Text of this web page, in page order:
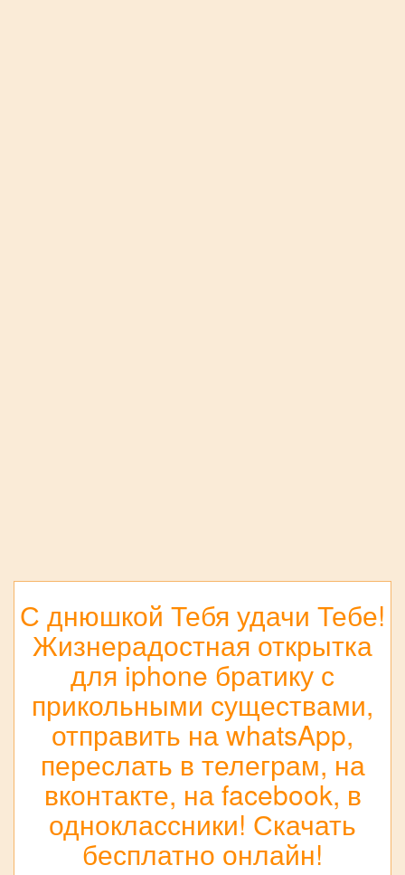
С днюшкой Тебя удачи Тебе!
Жизнерадостная открытка
для iphone братику с
прикольными существами,
отправить на whatsApp,
переслать в телеграм, на
вконтакте, на facebook, в
одноклассники! Скачать
бесплатно онлайн!